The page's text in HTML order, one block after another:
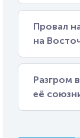
Провал
на
Разгром
её